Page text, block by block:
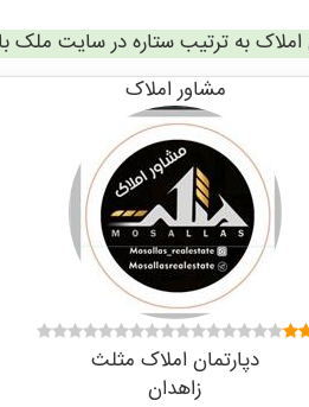
به ترتیب ستاره در سایت ملک
مشاور املاک
دپارتمان املاک مثلث
زاهدان